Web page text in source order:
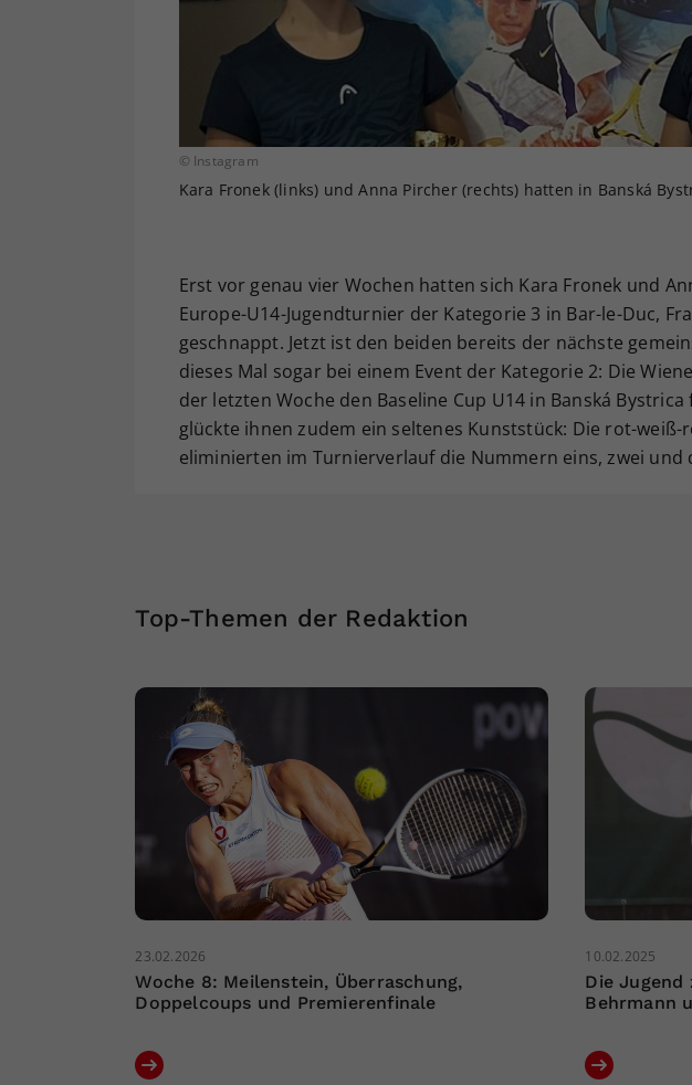
© Instagram
Kara Fronek (links) und Anna Pircher (rechts) hatten in Banská
Erst vor genau vier Wochen hatten sich Kara Fronek und
Europe-U14-Jugendturnier der Kategorie 3 in Bar-le-Duc,
geschnappt. Jetzt ist den beiden bereits der nächste
dieses Mal sogar bei einem Event der Kategorie 2: Die
der letzten Woche den Baseline Cup U14 in Banská
glückte ihnen zudem ein seltenes Kunststück: Die rot-
eliminierten im Turnierverlauf die Nummern eins, zwei und
Top-Themen der Redaktion
23.02.2026
Woche 8: Meilenstein, Überraschung,
Doppelcoups und Premierenfinale
10.02.2025
Die Jugend
Behrmann
Ihrer